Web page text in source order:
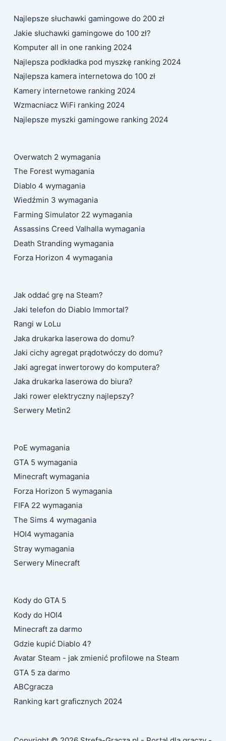
Najlepsze słuchawki gamingowe do 200 zł
Jakie słuchawki gamingowe do 100 zł?
Komputer all in one ranking 2024
Najlepsza podkładka pod myszkę ranking 2024
Najlepsza kamera internetowa do 100 zł
Kamery internetowe ranking 2024
Wzmacniacz WiFi ranking 2024
Najlepsze myszki gamingowe ranking 2024
Overwatch 2 wymagania
The Forest wymagania
Diablo 4 wymagania
Wiedźmin 3 wymagania
Farming Simulator 22 wymagania
Assassins Creed Valhalla wymagania
Death Stranding wymagania
Forza Horizon 4 wymagania
Jak oddać grę na Steam?
Jaki telefon do Diablo Immortal?
Rangi w LoLu
Jaka drukarka laserowa do domu?
Jaki cichy agregat prądotwóczy do domu?
Jaki agregat inwertorowy do komputera?
Jaka drukarka laserowa do biura?
Jaki rower elektryczny najlepszy?
Serwery Metin2
PoE wymagania
GTA 5 wymagania
Minecraft wymagania
Forza Horizon 5 wymagania
FIFA 22 wymagania
The Sims 4 wymagania
HOI4 wymagania
Stray wymagania
Serwery Minecraft
Kody do GTA 5
Kody do HOI4
Minecraft za darmo
Gdzie kupić Diablo 4?
Avatar Steam - jak zmienić profilowe na Steam
GTA 5 za darmo
ABCgracza
Ranking kart graficznych 2024